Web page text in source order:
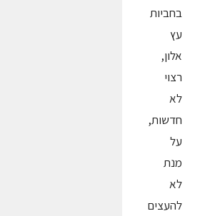
בחביות
עץ
אלון,
רצוי
לא
חדשות,
על
מנת
לא
להעצים